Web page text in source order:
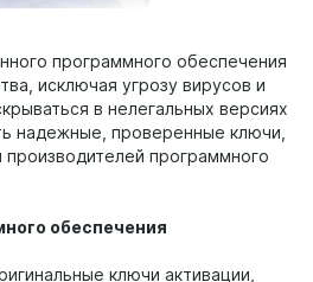
программного обеспечения
исключая угрозу вирусов и
в нелегальных версиях
надежные, проверенные ключи,
программного
обеспечения
ключи активации,